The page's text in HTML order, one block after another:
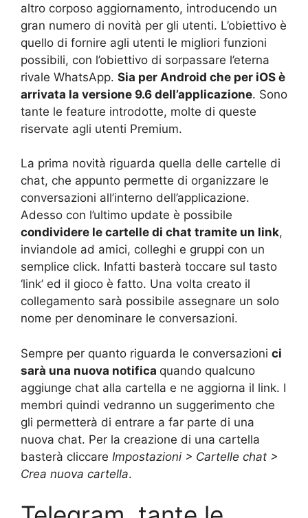
altro corposo aggiornamento, introducendo un
gran numero di novità per gli utenti. L’obiettivo è
quello di fornire agli utenti le migliori funzioni
possibili, con l’obiettivo di sorpassare l’eterna
rivale WhatsApp. Sia per Android che per iOS è
arrivata la versione 9.6 dell’applicazione. Sono
tante le feature introdotte, molte di queste
riservate agli utenti Premium.
La prima novità riguarda quella delle cartelle di
chat, che appunto permette di organizzare le
conversazioni all’interno dell’applicazione.
Adesso con l’ultimo update è possibile
condividere le cartelle di chat tramite un link,
inviandole ad amici, colleghi e gruppi con un
semplice click. Infatti basterà toccare sul tasto
‘link’ ed il gioco è fatto. Una volta creato il
collegamento sarà possibile assegnare un solo
nome per denominare le conversazioni.
Sempre per quanto riguarda le conversazioni ci
sarà una nuova notifica quando qualcuno
aggiunge chat alla cartella e ne aggiorna il link. I
membri quindi vedranno un suggerimento che
gli permetterà di entrare a far parte di una
nuova chat. Per la creazione di una cartella
basterà cliccare Impostazioni > Cartelle chat >
Crea nuova cartella.